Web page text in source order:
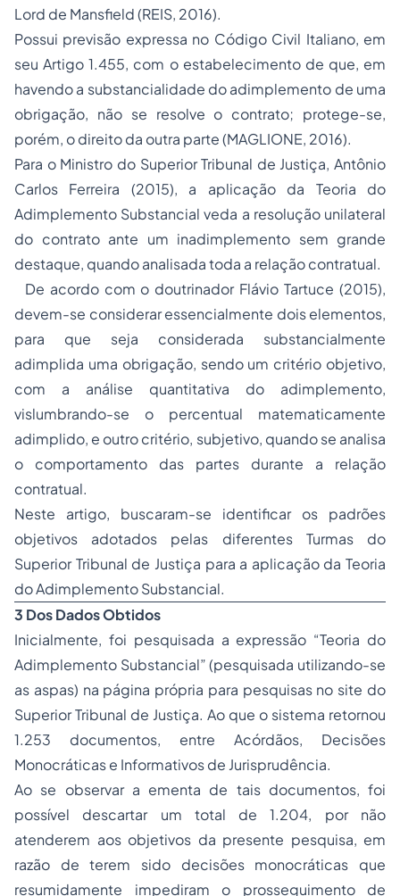
Lord de Mansfield (REIS, 2016).
Possui previsão expressa no Código Civil Italiano, em
seu Artigo 1.455, com o estabelecimento de que, em
havendo a substancialidade do adimplemento de uma
obrigação, não se resolve o contrato; protege-se,
porém, o direito da outra parte (MAGLIONE, 2016).
Para o Ministro do Superior Tribunal de Justiça, Antônio
Carlos Ferreira (2015), a aplicação da Teoria do
Adimplemento Substancial veda a resolução unilateral
do contrato ante um inadimplemento sem grande
destaque, quando analisada toda a relação contratual.
De acordo com o doutrinador Flávio Tartuce (2015),
devem-se considerar essencialmente dois elementos,
para que seja considerada substancialmente
adimplida uma obrigação, sendo um critério objetivo,
com a análise quantitativa do adimplemento,
vislumbrando-se o percentual matematicamente
adimplido, e outro critério, subjetivo, quando se analisa
o comportamento das partes durante a relação
contratual.
Neste artigo, buscaram-se identificar os padrões
objetivos adotados pelas diferentes Turmas do
Superior Tribunal de Justiça para a aplicação da Teoria
do Adimplemento Substancial.
3 Dos Dados Obtidos
Inicialmente, foi pesquisada a expressão “Teoria do
Adimplemento Substancial” (pesquisada utilizando-se
as aspas) na página própria para pesquisas no site do
Superior Tribunal de Justiça. Ao que o sistema retornou
1.253 documentos, entre Acórdãos, Decisões
Monocráticas e Informativos de Jurisprudência.
Ao se observar a ementa de tais documentos, foi
possível descartar um total de 1.204, por não
atenderem aos objetivos da presente pesquisa, em
razão de terem sido decisões monocráticas que
resumidamente impediram o prosseguimento de